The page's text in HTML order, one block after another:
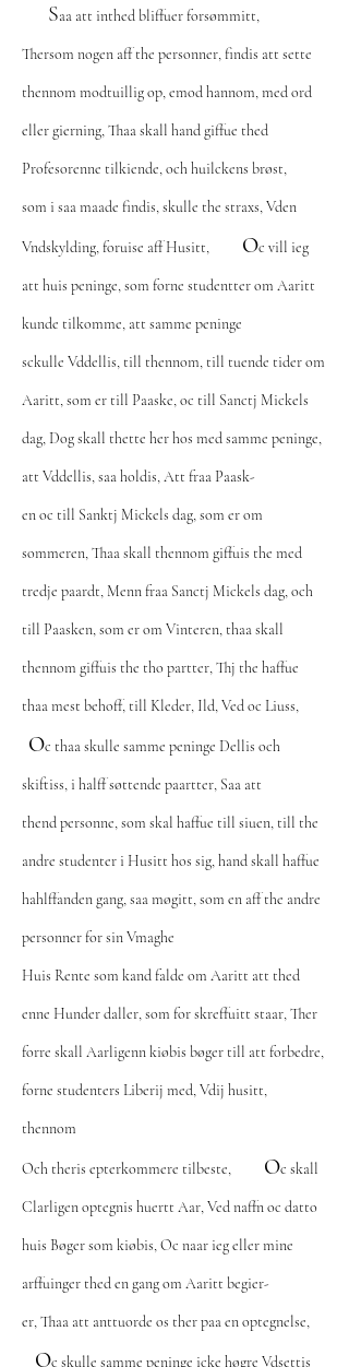
Saa att inthed bliffuer forsømmitt,
Thersom nogen aff the personner, findis att sette
thennom modtuillig op, emod hannom, med ord
eller gierning, Thaa skall hand giffue thed
Profesorenne tilkiende, och huilckens brøst,
som i saa maade findis, skulle the straxs, Vden
Vndskylding, foruise aff Husitt, Oc vill ieg
att huis peninge, som forne studentter om Aaritt
kunde tilkomme, att samme peninge
sckulle Vddellis, till thennom, till tuende tider om
Aaritt, som er till Paaske, oc till Sanctj Mickels
dag, Dog skall thette her hos med samme peninge,
att Vddellis, saa holdis, Att fraa Paask-
en oc till Sanktj Mickels dag, som er om
sommeren, Thaa skall thennom giffuis the med
tredje paardt, Menn fraa Sanctj Mickels dag, och
till Paasken, som er om Vinteren, thaa skall
thennom giffuis the tho partter, Thj the haffue
thaa mest behoff, till Kleder, Ild, Ved oc Liuss,
Oc thaa skulle samme peninge Dellis och
skiftiss, i halff søttende paartter, Saa att
thend personne, som skal haffue till siuen, till the
andre studenter i Husitt hos sig, hand skall haffue
hahlffanden gang, saa møgitt, som en aff the andre
personner for sin Vmaghe
Huis Rente som kand falde om Aaritt att thed
enne Hunder daller, som for skreffuitt staar, Ther
forre skall Aarligenn kiøbis bøger till att forbedre,
forne studenters Liberij med, Vdij husitt,
thennom
Och theris epterkommere tilbeste, Oc skall
Clarligen optegnis huertt Aar, Ved naffn oc datto
huis Bøger som kiøbis, Oc naar ieg eller mine
arffuinger thed en gang om Aaritt begier-
er, Thaa att anttuorde os ther paa en optegnelse,
Oc skulle samme peninge icke høgre Vdsettis